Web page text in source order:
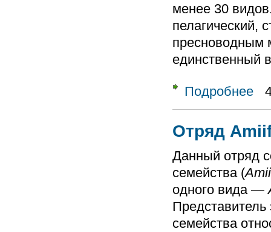
менее 30
пелагический,
пресноводным
единственный
Подробнеео
Отряд
Данный отряд
семейства (
одного вида —
Представитель
семейства